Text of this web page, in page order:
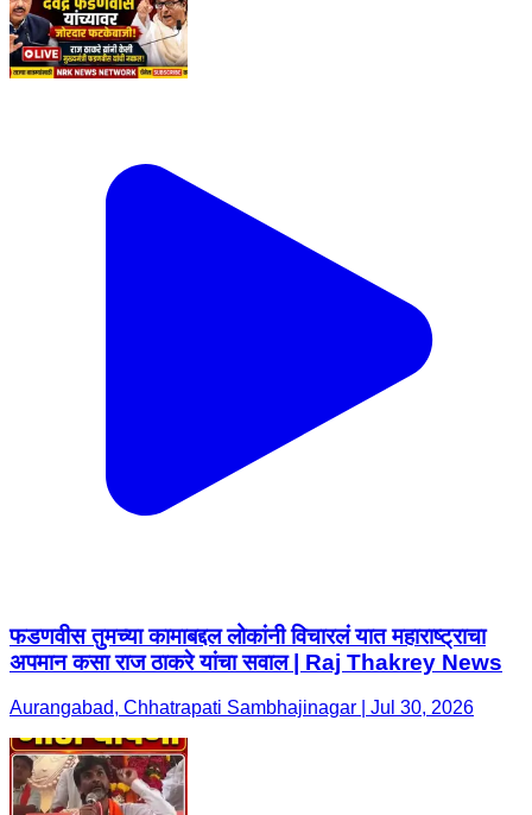
फडणवीस तुमच्या कामाबद्दल लोकांनी विचारलं यात महाराष्ट्राचा
अपमान कसा राज ठाकरे यांचा सवाल | Raj Thakrey News
Aurangabad, Chhatrapati Sambhajinagar | Jul 30, 2026